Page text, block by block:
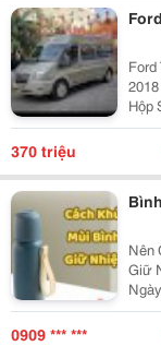
Ford
Hộp
Triệu - Xem Xe: 76/45/14 Đường 19, P. Linh Chiểu, Tp.
370 triệu
Nên
Giữ
0909 *** ***